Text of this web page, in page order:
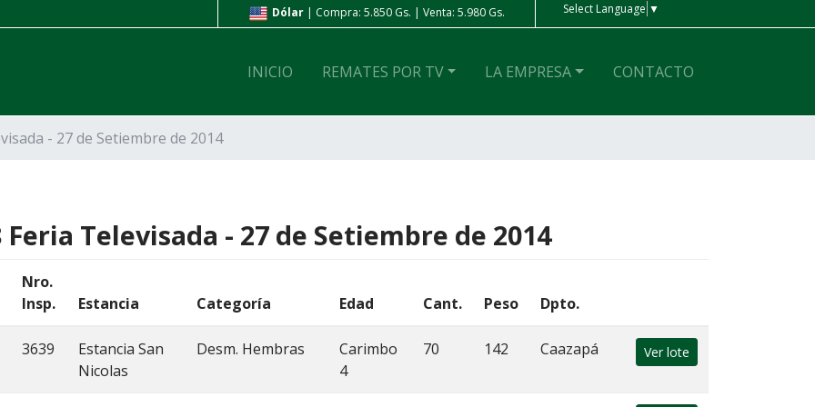
Dólar| Compra: 5.850 Gs. | Venta: 5.980 Gs. Peso Ar | Compra: 4 Gs. | Venta: 4 Gs.
Select Language ▼
INICIO REMATES POR TV LA EMPRESA CONTACTO
- 27 de Setiembre de 2014
Feria Televisada - 27 de Setiembre de 2014
Nro.
Insp.
Estancia Categoría Edad Cant. Peso Dpto.
3639
Estancia San
Nicolas
Desm. Hembras
Carimbo
4
70 142 Caazapá Ver lote